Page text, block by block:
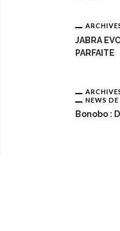
JABRA
PARFAITE
NEWS
Bonobo :